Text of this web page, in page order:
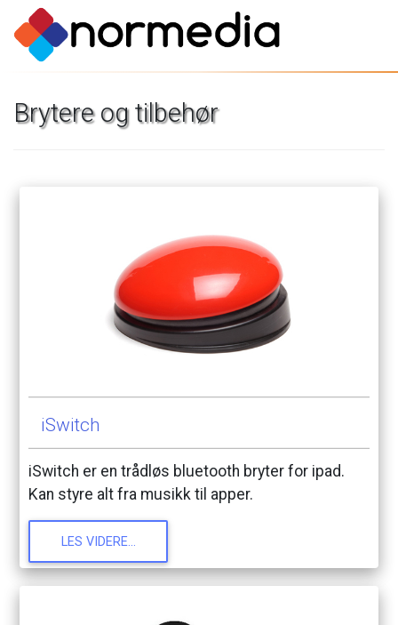
Brytere og tilbehør
iSwitch
iSwitch er en trådløs bluetooth bryter for ipad.
Kan styre alt fra musikk til apper.
LES VIDERE...